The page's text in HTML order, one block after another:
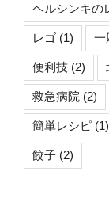
ヘルシンキの
レゴ (1) 一
便利技 (2)
救急病院 (2)
簡単レシピ (1)
餃子 (2)